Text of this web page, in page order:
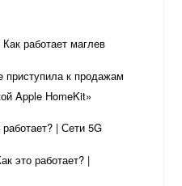
Как работает маглев
приступила к продажам
Apple HomeKit»
работает? | Сети 5G
это работает? |